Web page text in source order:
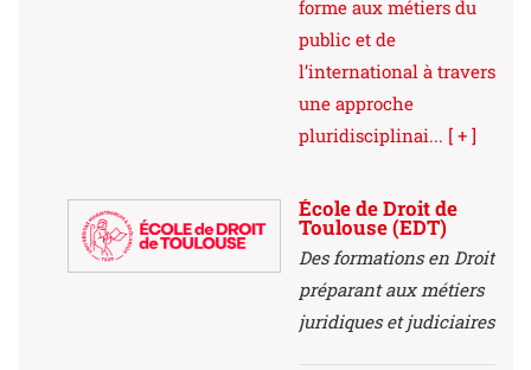
forme aux métiers du
public et de
l’international à travers
une approche
pluridisciplinai... [ + ]
École de Droit de
Toulouse (EDT)
Des formations en Droit
préparant aux métiers
juridiques et judiciaires